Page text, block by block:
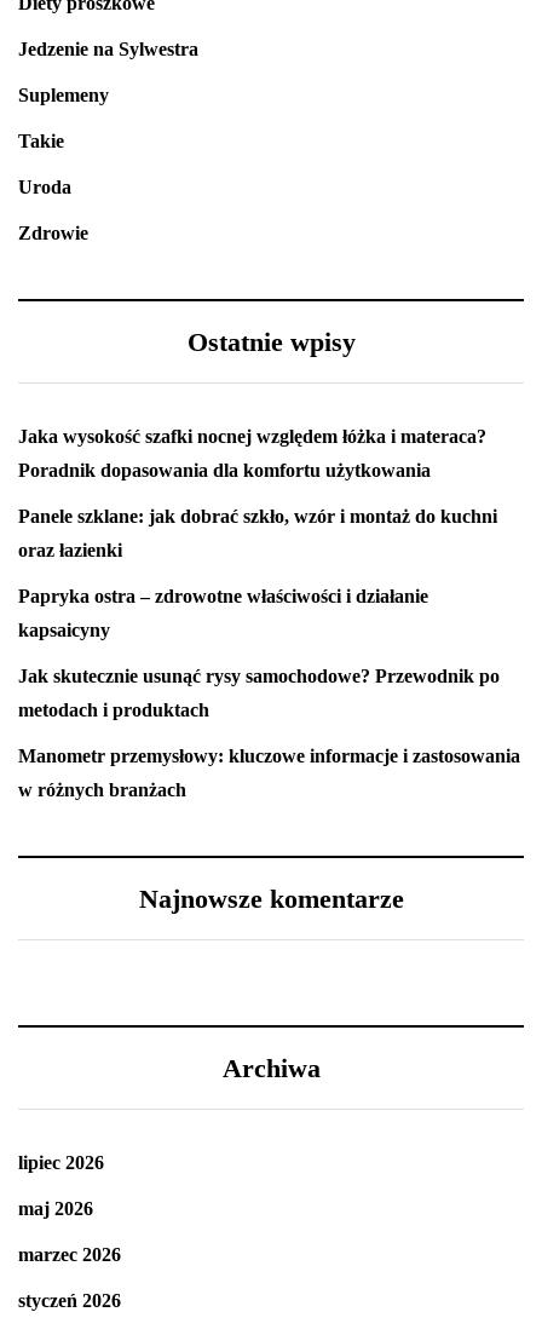
Jedzenie na Sylwestra
Suplemeny
Takie
Uroda
Zdrowie
Ostatnie wpisy
Jaka wysokość szafki nocnej względem łóżka i materaca?
Poradnik dopasowania dla komfortu użytkowania
Panele szklane: jak dobrać szkło, wzór i montaż do kuchni
oraz łazienki
Papryka ostra – zdrowotne właściwości i działanie
kapsaicyny
Jak skutecznie usunąć rysy samochodowe? Przewodnik po
metodach i produktach
Manometr przemysłowy: kluczowe informacje i zastosowania
w różnych branżach
Najnowsze komentarze
Archiwa
lipiec 2026
maj 2026
marzec 2026
styczeń 2026